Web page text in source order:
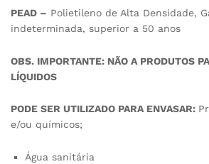
PEAD – Polietileno de Alta Densidade,
indeterminada, superior a 50 anos
OBS. IMPORTANTE: NÃO A PRODUTOS
LÍQUIDOS
PODE SER UTILIZADO PARA ENVASAR:
e/ou químicos;
Água sanitária